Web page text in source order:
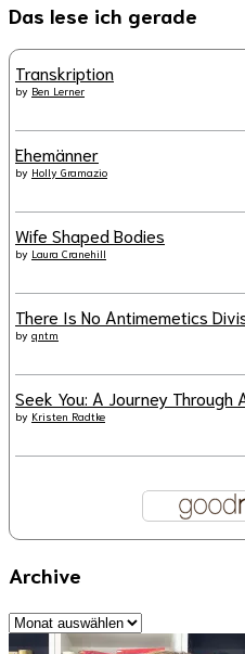
Das lese ich gerade
Transkription
by Ben Lerner
Ehemänner
by Holly Gramazio
Wife Shaped Bodies
by Laura Cranehill
There Is No Antimemetics
by qntm
Seek You: A Journey Through
by Kristen Radtke
Archive
Archive